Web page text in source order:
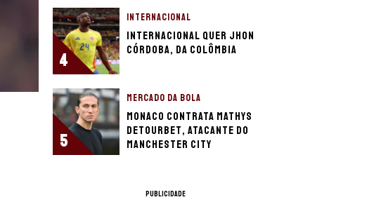
4
INTERNACIONAL
Internacional quer Jhon
Córdoba, da Colômbia
5
MERCADO DA BOLA
Monaco contrata Mathys
Detourbet, atacante do
Manchester City
PUBLICIDADE